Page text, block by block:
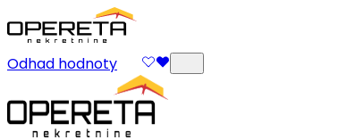
Odhad hodnoty